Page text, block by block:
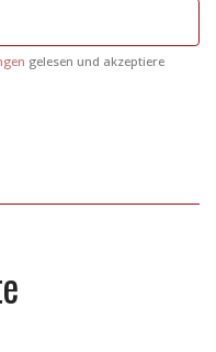
gelesen und akzeptiere